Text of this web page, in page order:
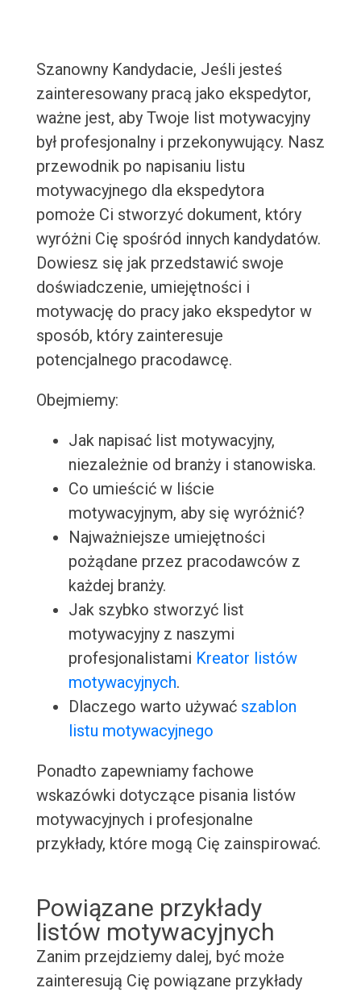
Szanowny Kandydacie, Jeśli jesteś
zainteresowany pracą jako ekspedytor,
ważne jest, aby Twoje list motywacyjny
był profesjonalny i przekonywujący. Nasz
przewodnik po napisaniu listu
motywacyjnego dla ekspedytora
pomoże Ci stworzyć dokument, który
wyróżni Cię spośród innych kandydatów.
Dowiesz się jak przedstawić swoje
doświadczenie, umiejętności i
motywację do pracy jako ekspedytor w
sposób, który zainteresuje
potencjalnego pracodawcę.
Obejmiemy:
Jak napisać list motywacyjny,
niezależnie od branży i stanowiska.
Co umieścić w liście
motywacyjnym, aby się wyróżnić?
Najważniejsze umiejętności
pożądane przez pracodawców z
każdej branży.
Jak szybko stworzyć list
motywacyjny z naszymi
profesjonalistami Kreator listów
motywacyjnych.
Dlaczego warto używać szablon
listu motywacyjnego
Ponadto zapewniamy fachowe
wskazówki dotyczące pisania listów
motywacyjnych i profesjonalne
przykłady, które mogą Cię zainspirować.
Powiązane przykłady
listów motywacyjnych
Zanim przejdziemy dalej, być może
zainteresują Cię powiązane przykłady